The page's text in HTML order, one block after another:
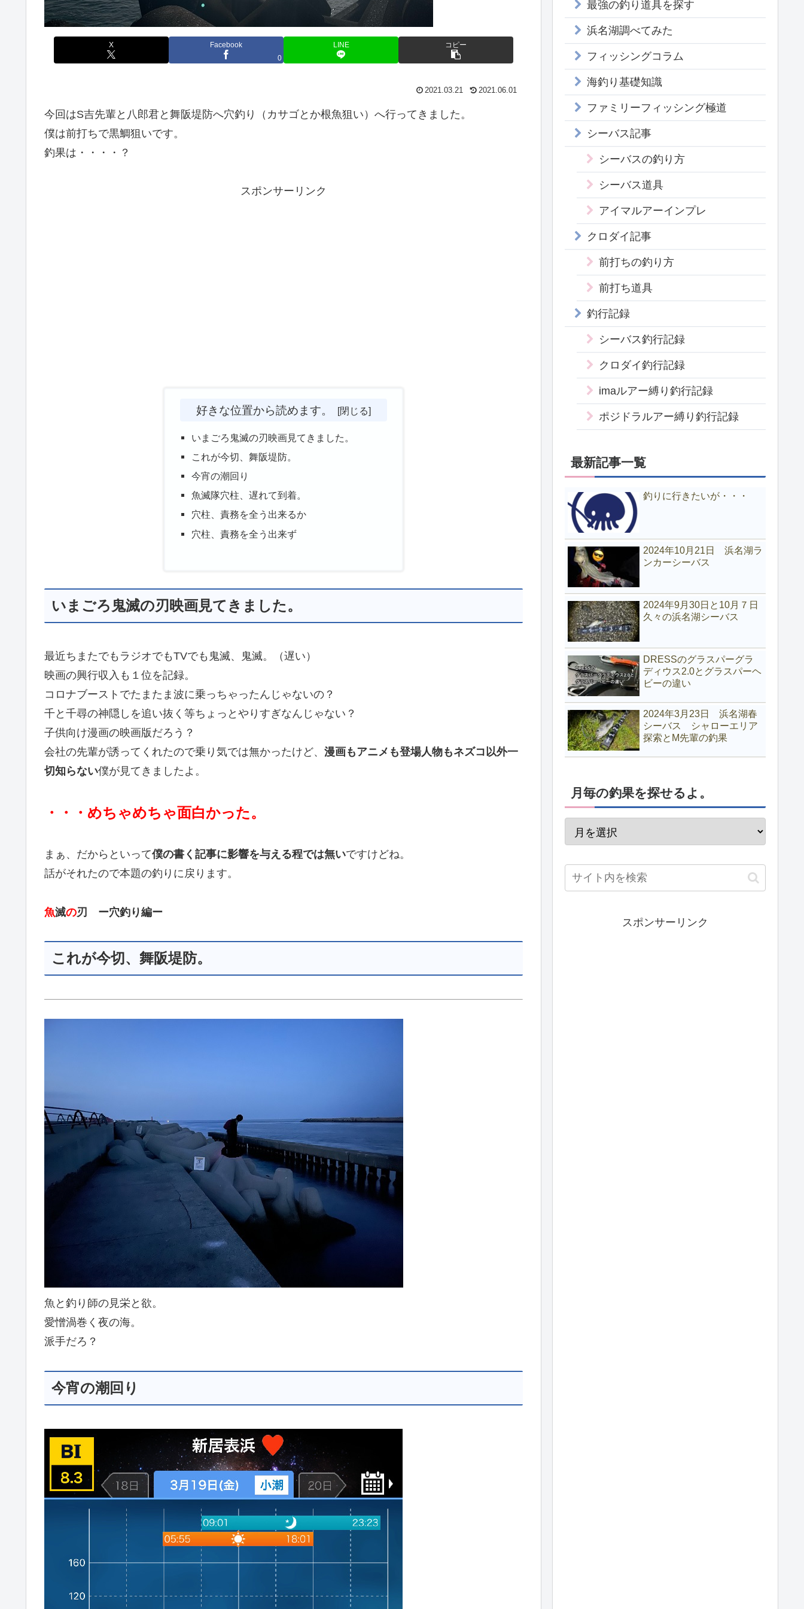
X
Facebook
0
LINE コピー
2021.03.21 2021.06.01
今回はS吉先輩と八郎君と舞阪堤防へ穴釣り（カサゴとか根魚狙い）へ行ってきました。
僕は前打ちで黒鯛狙いです。
釣果は・・・・？
スポンサーリンク
好きな位置から読めます。
いまごろ鬼滅の刃映画見てきました。
これが今切、舞阪堤防。
今宵の潮回り
魚滅隊穴柱、遅れて到着。
穴柱、責務を全う出来るか
穴柱、責務を全う出来ず
いまごろ鬼滅の刃映画見てきました。
最近ちまたでもラジオでもTVでも鬼滅、鬼滅。（遅い）
映画の興行収入も１位を記録。
コロナブーストでたまたま波に乗っちゃったんじゃないの？
千と千尋の神隠しを追い抜く等ちょっとやりすぎなんじゃない？
子供向け漫画の映画版だろう？
会社の先輩が誘ってくれたので乗り気では無かったけど、 漫画もアニメも登場人物もネズコ以外一
切知らない僕が見てきましたよ。
・・・めちゃめちゃ面白かった。
まぁ、だからといって僕の書く記事に影響を与える程では無いですけどね。
話がそれたので本題の釣りに戻ります。
魚滅の刃 ー穴釣り編ー
これが今切、舞阪堤防。
魚と釣り師の見栄と欲。
愛憎渦巻く夜の海。
派手だろ？
今宵の潮回り
最強の釣り道具を探す
浜名湖調べてみた
フィッシングコラム
海釣り基礎知識
ファミリーフィッシング極道
シーバス記事
シーバスの釣り方
シーバス道具
アイマルアーインプレ
クロダイ記事
前打ちの釣り方
前打ち道具
釣行記録
シーバス釣行記録
クロダイ釣行記録
imaルアー縛り釣行記録
ポジドラルアー縛り釣行記録
最新記事一覧
釣りに行きたいが・・・
2024年10月21日 浜名湖ラ
ンカーシーバス
2024年9月30日と10月７日
久々の浜名湖シーバス
DRESSのグラスパーグラ
ディウス2.0とグラスパーヘ
ビーの違い
2024年3月23日 浜名湖春
シーバス シャローエリア
探索とM先輩の釣果
月毎の釣果を探せるよ。
スポンサーリンク